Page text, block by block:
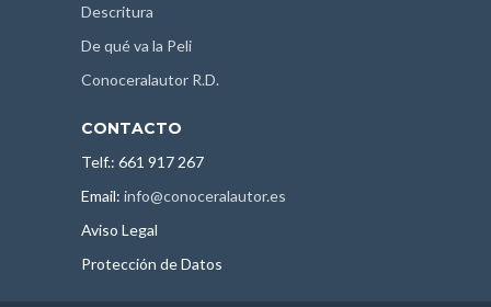
Descritura
De qué va la Peli
Conoceralautor R.D.
CONTACTO
Telf.: 661 917 267
Email: info@conoceralautor.es
Aviso Legal
Protección de Datos